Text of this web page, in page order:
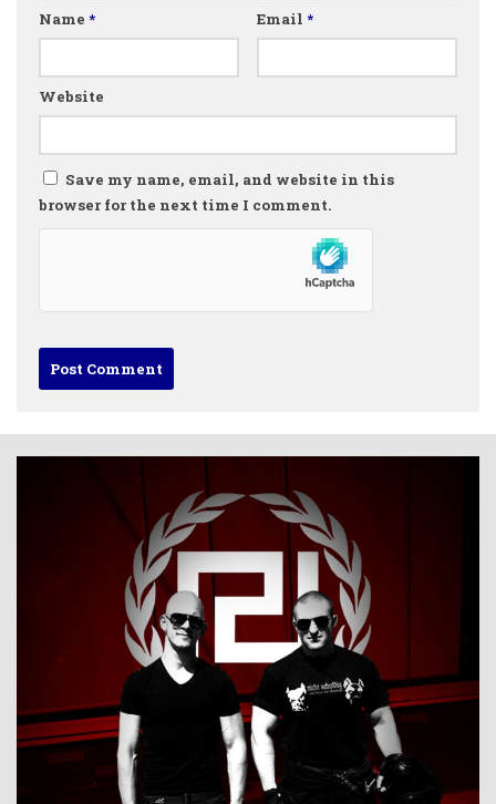
Name * Email *
Website
Save my name, email, and website in this
browser for the next time I comment.